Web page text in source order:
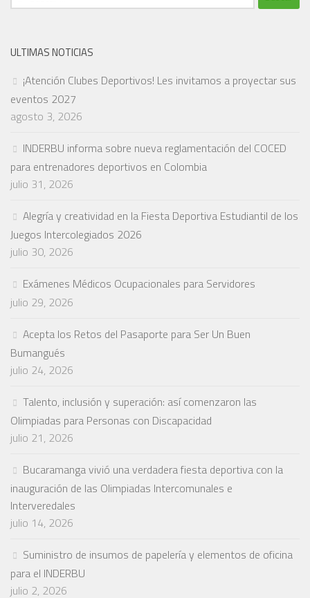
ULTIMAS NOTICIAS
¡Atención Clubes Deportivos! Les invitamos a proyectar sus
eventos 2027
agosto 3, 2026
INDERBU informa sobre nueva reglamentación del COCED
para entrenadores deportivos en Colombia
julio 31, 2026
Alegría y creatividad en la Fiesta Deportiva Estudiantil de los
Juegos Intercolegiados 2026
julio 30, 2026
Exámenes Médicos Ocupacionales para Servidores
julio 29, 2026
Acepta los Retos del Pasaporte para Ser Un Buen
Bumangués
julio 24, 2026
Talento, inclusión y superación: así comenzaron las
Olimpiadas para Personas con Discapacidad
julio 21, 2026
Bucaramanga vivió una verdadera fiesta deportiva con la
inauguración de las Olimpiadas Intercomunales e
Interveredales
julio 14, 2026
Suministro de insumos de papelería y elementos de oficina
para el INDERBU
julio 2, 2026